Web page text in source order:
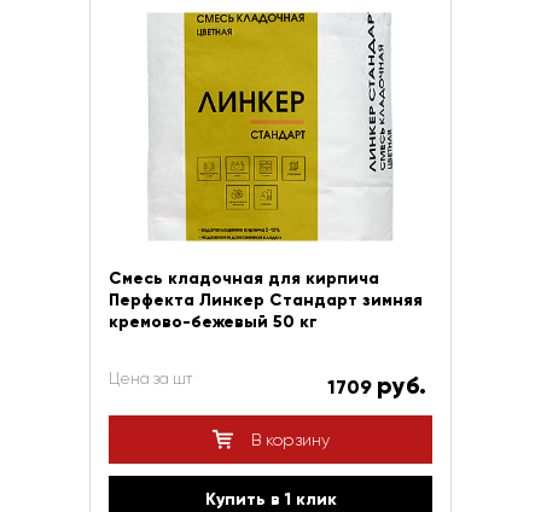
Смесь кладочная для кирпича
Перфекта Линкер Стандарт зимняя
кремово-бежевый 50 кг
Цена за шт 1709 руб.
В корзину
Купить в 1 клик